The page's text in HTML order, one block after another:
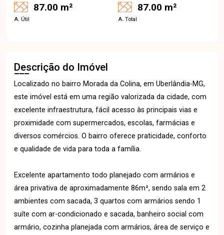
87.00 m²
A. Útil
87.00 m²
A. Total
Descrição do Imóvel
Localizado no bairro Morada da Colina, em Uberlândia-MG,
este imóvel está em uma região valorizada da cidade, com
excelente infraestrutura, fácil acesso às principais vias e
proximidade com supermercados, escolas, farmácias e
diversos comércios. O bairro oferece praticidade, conforto
e qualidade de vida para toda a família.
Excelente apartamento todo planejado com armários e
área privativa de aproximadamente 86m², sendo sala em 2
ambientes com sacada, 3 quartos com armários sendo 1
suíte com ar-condicionado e sacada, banheiro social com
armário, cozinha planejada com armários, área de serviço e